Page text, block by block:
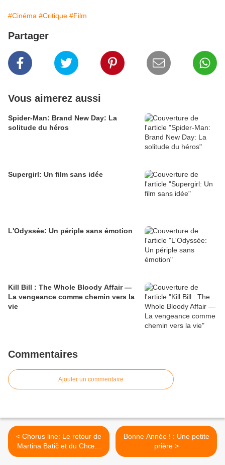
#Cinéma #Critique #Film
Partager
Vous aimerez aussi
Spider-Man: Brand New Day: La
solitude du héros
Supergirl: Un film sans idée
L'Odyssée: Un périple sans émotion
Kill Bill : The Whole Bloody Affair —
La vengeance comme chemin vers la
vie
Commentaires
Ajouter un commentaire
< Chorus line: Le retour de
Martina Batič et du Chœur
de Radio France
Bonne Année ! : Une petite
prière >